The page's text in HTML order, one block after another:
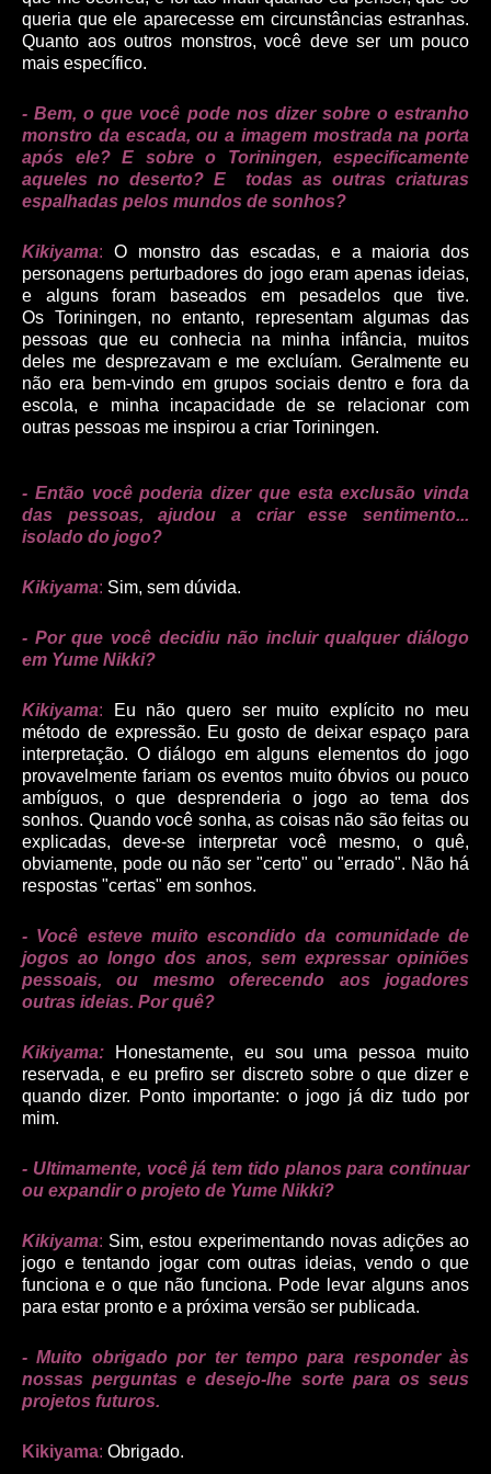
queria que ele aparecesse em circunstâncias estranhas.
Quanto aos outros monstros, você deve ser um pouco
mais específico.
- Bem, o que você pode nos dizer sobre o estranho
monstro da escada, ou a imagem mostrada na porta
após ele? E sobre o Toriningen, especificamente
aqueles no deserto? E todas as outras criaturas
espalhadas pelos mundos de sonhos?
Kikiyama: O monstro das escadas, e a maioria dos
personagens perturbadores do jogo eram apenas ideias,
e alguns foram baseados em pesadelos que tive.
Os Toriningen, no entanto, representam algumas das
pessoas que eu conhecia na minha infância, muitos
deles me desprezavam e me excluíam. Geralmente eu
não era bem-vindo em grupos sociais dentro e fora da
escola, e minha incapacidade de se relacionar com
outras pessoas me inspirou a criar Toriningen.
- Então você poderia dizer que esta exclusão vinda
das pessoas, ajudou a criar esse sentimento...
isolado do jogo?
Kikiyama: Sim, sem dúvida.
- Por que você decidiu não incluir qualquer diálogo
em Yume Nikki?
Kikiyama: Eu não quero ser muito explícito no meu
método de expressão. Eu gosto de deixar espaço para
interpretação. O diálogo em alguns elementos do jogo
provavelmente fariam os eventos muito óbvios ou pouco
ambíguos, o que desprenderia o jogo ao tema dos
sonhos. Quando você sonha, as coisas não são feitas ou
explicadas, deve-se interpretar você mesmo, o quê,
obviamente, pode ou não ser "certo" ou "errado". Não há
respostas "certas" em sonhos.
- Você esteve muito escondido da comunidade de
jogos ao longo dos anos, sem expressar opiniões
pessoais, ou mesmo oferecendo aos jogadores
outras ideias. Por quê?
Kikiyama: Honestamente, eu sou uma pessoa muito
reservada, e eu prefiro ser discreto sobre o que dizer e
quando dizer. Ponto importante: o jogo já diz tudo por
mim.
- Ultimamente, você já tem tido planos para continuar
ou expandir o projeto de Yume Nikki?
Kikiyama: Sim, estou experimentando novas adições ao
jogo e tentando jogar com outras ideias, vendo o que
funciona e o que não funciona. Pode levar alguns anos
para estar pronto e a próxima versão ser publicada.
- Muito obrigado por ter tempo para responder às
nossas perguntas e desejo-lhe sorte para os seus
projetos futuros.
Kikiyama: Obrigado.